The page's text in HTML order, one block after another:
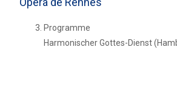
Programme
Harmonischer Gottes-Dienst